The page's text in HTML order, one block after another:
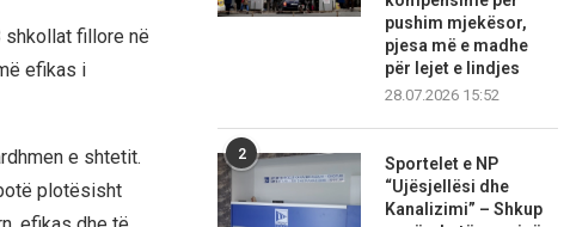
shkollat fillore në
efikas i
e shtetit.
plotësisht
pushim mjekësor,
pjesa më e madhe
për lejet e lindjes
28.07.2026 15:52
2
Sportelet e NP
“Ujësjellësi dhe
Kanalizimi” – Shkup